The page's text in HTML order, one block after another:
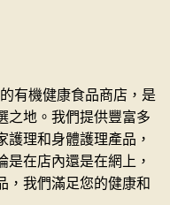
有機健康食品商店，是
之地。我們提供豐富多
理和身體護理產品，
在店內還是在網上，
，我們滿足您的健康和